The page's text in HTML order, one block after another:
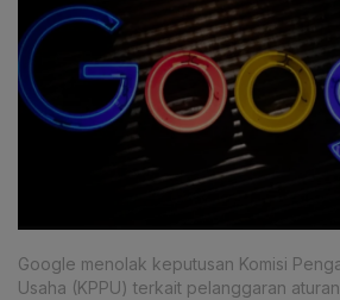
Google menolak keputusan Komisi
Usaha (KPPU) terkait pelanggaran